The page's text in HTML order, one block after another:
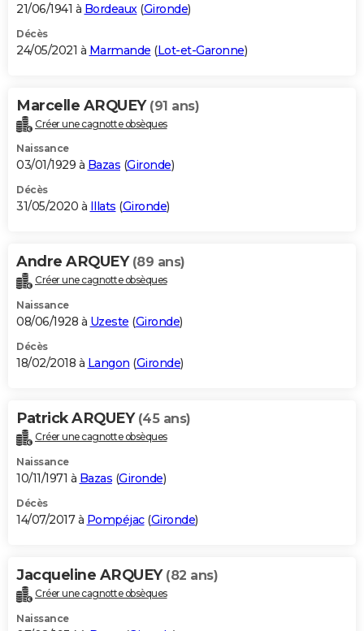
21/06/1941 à Bordeaux (Gironde)
Décès
24/05/2021 à Marmande (Lot-et-Garonne)
Marcelle ARQUEY (91 ans)
Créer une cagnotte obsèques
Naissance
03/01/1929 à Bazas (Gironde)
Décès
31/05/2020 à Illats (Gironde)
Andre ARQUEY (89 ans)
Créer une cagnotte obsèques
Naissance
08/06/1928 à Uzeste (Gironde)
Décès
18/02/2018 à Langon (Gironde)
Patrick ARQUEY (45 ans)
Créer une cagnotte obsèques
Naissance
10/11/1971 à Bazas (Gironde)
Décès
14/07/2017 à Pompéjac(Gironde)
Jacqueline ARQUEY (82 ans)
Créer une cagnotte obsèques
Naissance